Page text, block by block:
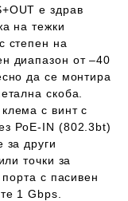
е здрав
на тежки
степен на
диапазон от–40
да се монтира
скоба.
клема с винтс
PoE-IN (802.3bt)
за други
точки за
с пасивен
1 Gbps